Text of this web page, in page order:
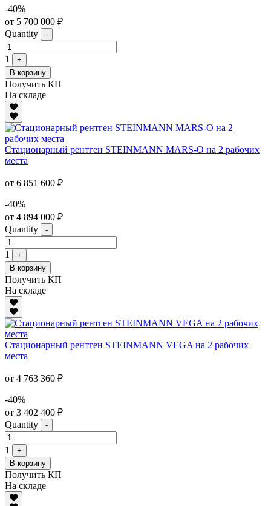
-40%
от 5 700 000 ₽
Quantity
-
1
+
В корзину
Получить КП
На складе
Стационарный рентген STEINMANN MARS-O на 2 рабочих
места
от 6 851 600 ₽
-40%
от 4 894 000 ₽
Quantity
-
1
+
В корзину
Получить КП
На складе
Стационарный рентген STEINMANN VEGA на 2 рабочих
места
от 4 763 360 ₽
-40%
от 3 402 400 ₽
Quantity
-
1
+
В корзину
Получить КП
На складе